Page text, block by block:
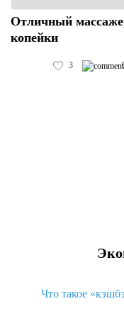
Отличный
копейки
3
Что такое